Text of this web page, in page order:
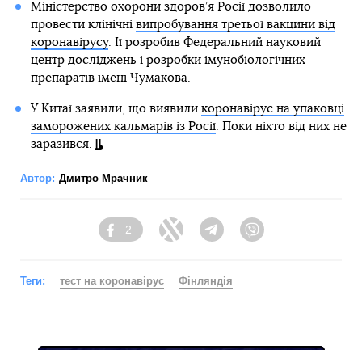
Міністерство охорони здоров’я Росії дозволило
провести клінічні випробування третьої вакцини від
коронавірусу. Її розробив Федеральний науковий
центр досліджень і розробки імунобіологічних
препаратів імені Чумакова.
У Китаї заявили, що виявили коронавірус на упаковці
заморожених кальмарів із Росії. Поки ніхто від них не
заразився.
Автор: Дмитро Мрачник
Facebook
2
Twitter TelegramViber
Теги: тест на коронавірус Фінляндія